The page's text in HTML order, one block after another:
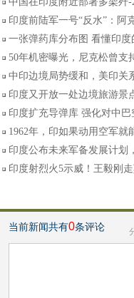
印度前陆军一号“反水”：阿
一张弹药库分布图 看懂印度
50年机密曝光，尼克松曾支
中印边境局势缓和，美印关
印度又开放一处边境旅游景
印度扩充导弹库 强化对中巴
1962年，印如果动用空军就
印度公布未来军备发展计划
印度射烈火5示威！王毅刚
当前新闻共有0条评论